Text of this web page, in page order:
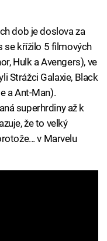
dob je doslova za
se křížilo 5 filmových
Hulk a Avengers), ve
Strážci Galaxie, Black
a Ant-Man).
superhrdiny až k
že to velký
v Marvelu